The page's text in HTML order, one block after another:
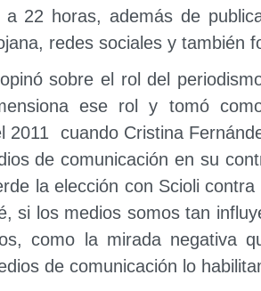
22 horas, además de
redes sociales y también
sobre el rol del
ese rol y tomó
2011 cuando Cristina
de comunicación en su
la elección con Scioli
si los medios somos tan
como la mirada negativa
de comunicación lo